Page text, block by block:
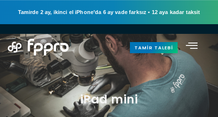
Tamirde 2 ay, ikinci el iPhone’da 6 ay vade farksız • 12 aya kadar taksit
TAMIR TALEBI
iPad mini